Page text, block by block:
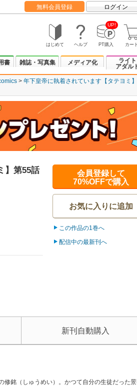
無料会員登録 ログイン
はじめて ヘルプ
UP!
PT購入 カート
書 雑誌・写真集 メディア化
ライト
アダル
年下皇帝に執着されています【タテヨミ】
】第55話
会員登録して
70%OFFで購入
お気に入りに追加
この作品の1巻へ
配信中の最新刊へ
新刊自動購入
銘（しゅうめい）。かつて自分の生徒だった